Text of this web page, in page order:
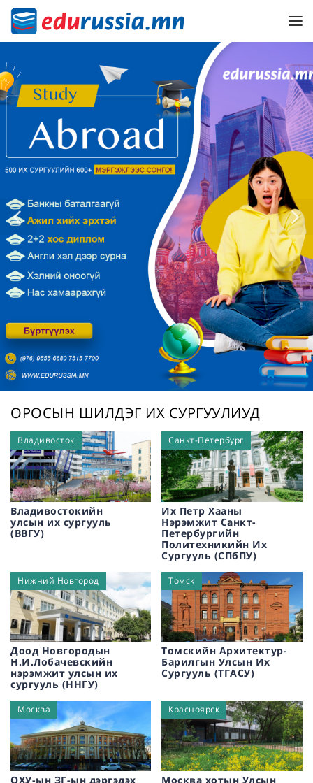
ОРОСЫН ШИЛДЭГ ИХ СУРГУУЛИУД
Владивостокийн
улсын их сургууль
(ВВГУ)
Владивосток
Их Петр Хааны
Нэрэмжит Санкт-
Петербургийн
Политехникийн Их
Сургууль (СПбПУ)
Санкт-Петербург
Доод Новгородын
Н.И.Лобачевскийн
нэрэмжит улсын их
сургууль (ННГУ)
Нижний Новгород
Томскийн Архитектур-
Барилгын Улсын Их
Сургууль (ТГАСУ)
Томск
ОХУ-ын ЗГ-ын дэргэдэх
Москва
Москва хотын Улсын
Красноярск